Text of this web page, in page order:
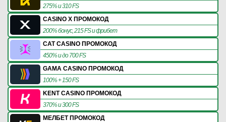
275% и 310 FS
CASINO X ПРОМОКОД
200% бонус, 215 FS и фрибет
CAT CASINO ПРОМОКОД
450% и до 700 FS
GAMA CASINO ПРОМОКОД
100% + 150 FS
KENT CASINO ПРОМОКОД
370% и 300 FS
МЕЛБЕТ ПРОМОКОД